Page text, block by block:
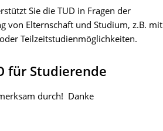
Sie die TUD in Fragen der
von Elternschaft und Studium, z.B. mit
Teilzeitstudienmöglichkeiten.
für Studierende
durch! Danke